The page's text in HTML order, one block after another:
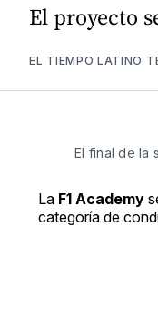
El proyecto
EL TIEMPO LATINO
El final de la
La F1 Academy
categoría de